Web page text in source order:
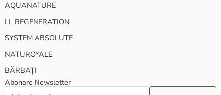
AQUANATURE
LL REGENERATION
SYSTEM ABSOLUTE
NATUROYALE
BĂRBAȚI
Abonare Newsletter